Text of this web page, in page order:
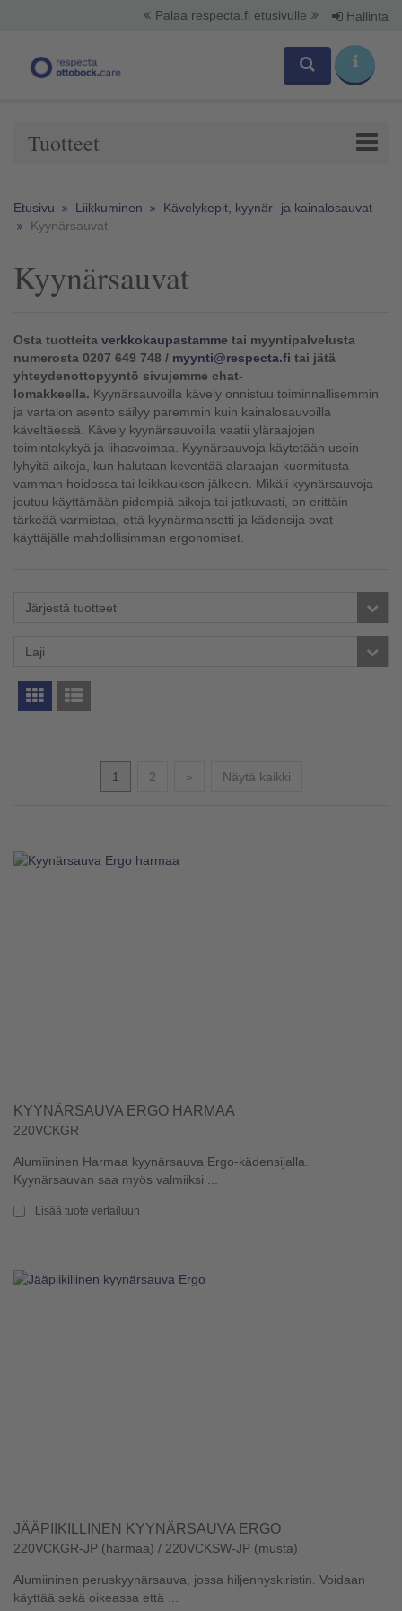
Palaa respecta.fi etusivulle Hallinta
Tuotteet
Etusivu Liikkuminen
Kävelykepit, kyynär- ja kainalosauvat
Kyynärsauvat
Kyynärsauvat
Osta tuotteita verkkokaupastamme tai myyntipalvelusta
numerosta 0207 649 748 / myynti@respecta.fi tai jätä
yhteydenottopyyntö sivujemme chat-
lomakkeella. Kyynärsauvoilla kävely onnistuu toiminnallisemmin
ja vartalon asento säilyy paremmin kuin kainalosauvoilla
käveltäessä. Kävely kyynärsauvoilla vaatii yläraajojen
toimintakykyä ja lihasvoimaa. Kyynärsauvoja käytetään usein
lyhyitä aikoja, kun halutaan keventää alaraajan kuormitusta
vamman hoidossa tai leikkauksen jälkeen. Mikäli kyynärsauvoja
joutuu käyttämään pidempiä aikoja tai jatkuvasti, on erittäin
tärkeää varmistaa, että kyynärmansetti ja kädensija ovat
käyttäjälle mahdollisimman ergonomiset.
Järjestä tuotteet
Laji
1 2 »SeuraavaNäytä kaikki
KYYNÄRSAUVA ERGO HARMAA
220VCKGR
Alumiininen Harmaa kyynärsauva Ergo-kädensijalla.
Kyynärsauvan saa myös valmiiksi ...
Lisää tuote vertailuun
JÄÄPIIKILLINEN KYYNÄRSAUVA ERGO
220VCKGR-JP (harmaa) / 220VCKSW-JP (musta)
Alumiininen peruskyynärsauva, jossa hiljennyskiristin. Voidaan
käyttää sekä oikeassa että ...